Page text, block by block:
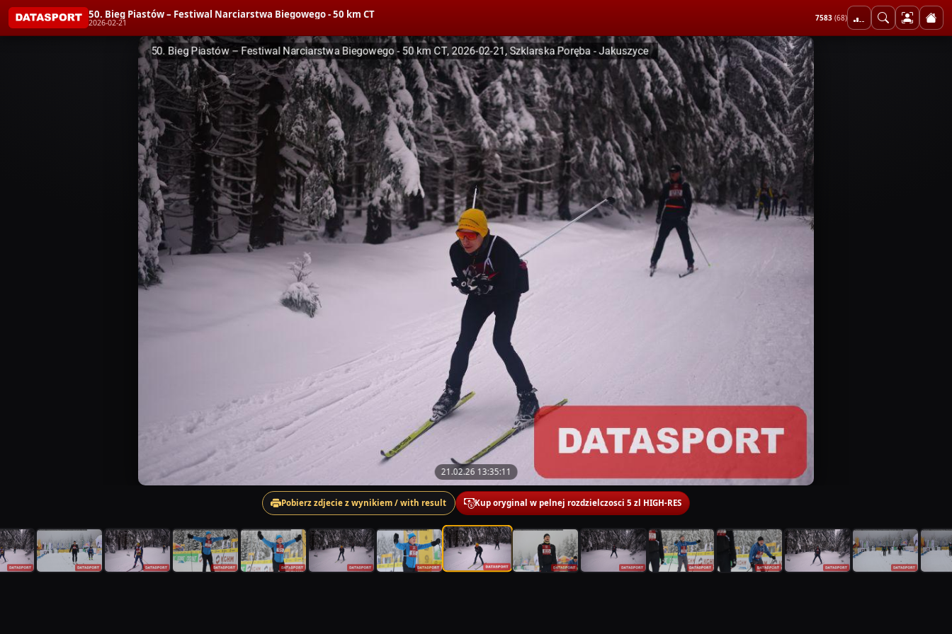
50. Bieg Piastów – Festiwal Narciarstwa Biegowego - 50 km CT
2026-02-21 7583 (68)
21.02.26 13:35:11
Pobierz zdjecie z wynikiem / with result Kup oryginal w pelnej rozdzielczosci 5 zl HIGH-RES